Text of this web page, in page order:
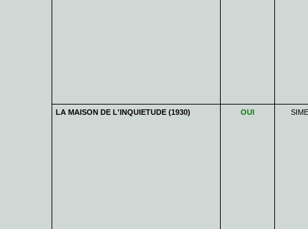
LA MAISON DE L'INQUIETUDE (1930) OUI